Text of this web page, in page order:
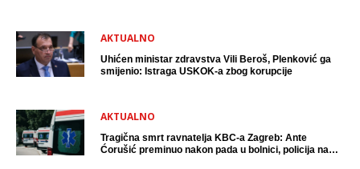
AKTUALNO
Uhićen ministar zdravstva Vili Beroš, Plenković ga
smijenio: Istraga USKOK-a zbog korupcije
AKTUALNO
Tragična smrt ravnatelja KBC-a Zagreb: Ante
Ćorušić preminuo nakon pada u bolnici, policija na